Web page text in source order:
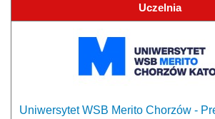
Uczelnia
Uniwersytet WSB Merito Chorzów -